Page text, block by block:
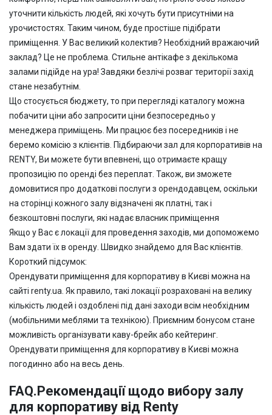
уточнити кількість людей, які хочуть бути присутніми на
урочистостях. Таким чином, буде простіше підібрати
приміщення. У Вас великий колектив? Необхідний вражаючий
заклад? Це не проблема. Стильне антікафе з декількома
залами підійде на ура! Завдяки безлічі розваг території захід
стане незабутнім.
Що стосується бюджету, то при перегляді каталогу можна
побачити ціни або запросити ціни безпосередньо у
менеджера приміщень. Ми працює без посередників і не
беремо комісію з клієнтів. Підбираючи зал для корпоративів на
RENTY, Ви можете бути впевнені, що отримаєте кращу
пропозицію по оренді без переплат. Також, ви зможете
домовитися про додаткові послуги з орендодавцем, оскільки
на сторінці кожного залу відзначені як платні, так і
безкоштовні послуги, які надає власник приміщення
Якщо у Вас є локації для проведення заходів, ми допоможемо
Вам здати їх в оренду. Швидко знайдемо для Вас клієнтів.
Короткий підсумок:
Орендувати приміщення для корпоративу в Києві можна на
сайті renty.ua. Як правило, такі локації розраховані на велику
кількість людей і оздоблені під дані заходи всім необхідним
(мобільними меблями та технікою). Приємним бонусом стане
можливість організувати каву-брейк або кейтеринг.
Орендувати приміщення для корпоративу в Києві можна
погодинно або на весь день.
FAQ.Рекомендації щодо вибору залу
для корпоративу від Renty